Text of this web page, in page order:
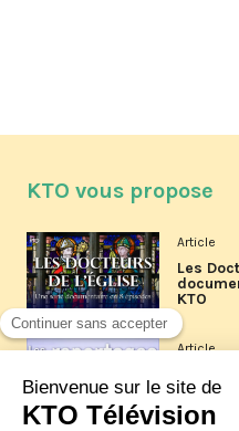
KTO vous propose
Article
Les
KTO
Article
Les